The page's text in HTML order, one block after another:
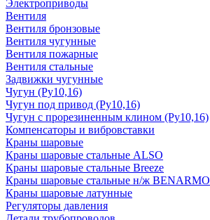
Электроприводы
Вентиля
Вентиля бронзовые
Вентиля чугунные
Вентиля пожарные
Вентиля стальные
Задвижки чугунные
Чугун (Ру10,16)
Чугун под привод (Ру10,16)
Чугун с прорезиненным клином (Ру10,16)
Компенсаторы и вибровставки
Краны шаровые
Краны шаровые стальные ALSO
Краны шаровые стальные Breeze
Краны шаровые стальные н/ж BENARMO
Краны шаровые латунные
Регуляторы давления